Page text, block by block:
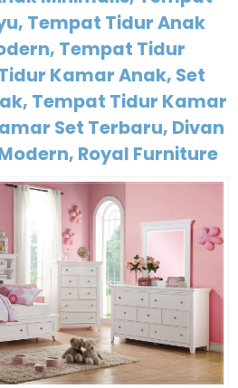
Tempat Tidur Anak
Tempat Tidur
Kamar Anak, Set
Tempat Tidur Kamar
Set Terbaru, Divan
Royal Furniture